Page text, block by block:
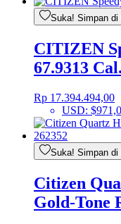
Suka! Simpan di
CITIZEN
67.9313
Rp 17.394.494,00
USD:
Suka! Simpan di
Citizen
Gold-Tone